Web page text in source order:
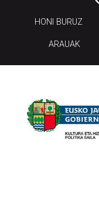
HONI BURUZ
ARAUAK